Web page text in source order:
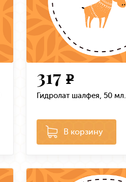
317 e
Гидролат шалфея, 50 мл.
В корзину